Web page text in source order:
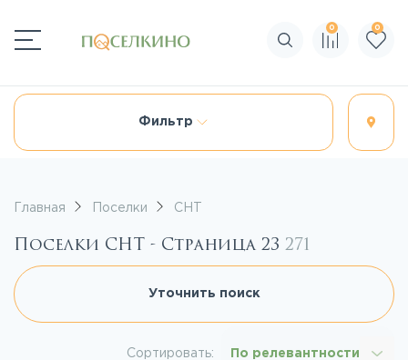
Поиск по сайту
0 0
Фильтр
Главная Поселки СНТ
Поселки СНТ - Страница 23 271
Уточнить поиск
Сортировать: По релевантности